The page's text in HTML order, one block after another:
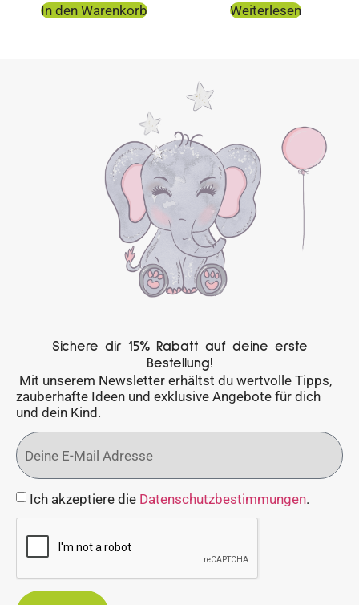
In den Warenkorb Weiterlesen
Sichere dir 15% Rabatt auf deine erste
Bestellung!
Mit unserem Newsletter erhältst du wertvolle Tipps,
zauberhafte Ideen und exklusive Angebote für dich
und dein Kind.
Ich akzeptiere die Datenschutzbestimmungen.